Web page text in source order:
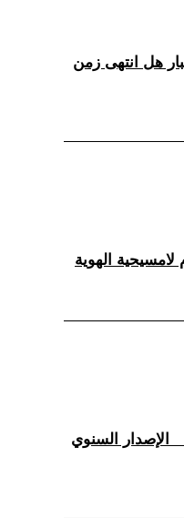
هل انتهى زمن
_ الإصدار السنوي